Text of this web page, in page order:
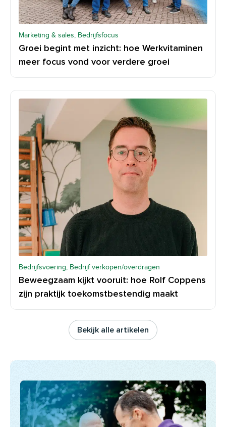
Marketing & sales, Bedrijfsfocus
Groei begint met inzicht: hoe Werkvitaminen
meer focus vond voor verdere groei
Bedrijfsvoering, Bedrijf verkopen/overdragen
Beweegzaam kijkt vooruit: hoe Rolf Coppens
zijn praktijk toekomstbestendig maakt
Bekijk alle artikelen